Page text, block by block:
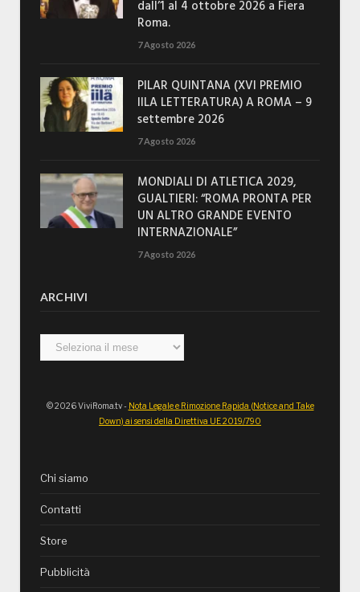
dall’1 al 4 ottobre 2026 a Fiera
Roma.
7 Agosto 2026
PILAR QUINTANA (XVI PREMIO
IILA LETTERATURA) A ROMA – 9
settembre 2026
7 Agosto 2026
MONDIALI DI ATLETICA 2029,
GUALTIERI: “ROMA PRONTA PER
UN ALTRO GRANDE EVENTO
INTERNAZIONALE”
7 Agosto 2026
ARCHIVI
Archivi
© 2026 ViviRoma.tv - Nota Legale e Rimozione Rapida (Notice and Take
Down) ai sensi della Direttiva UE 2019/790
Chi siamo
Contatti
Store
Pubblicità